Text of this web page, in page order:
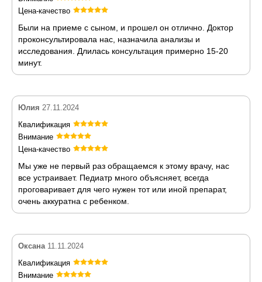
Цена-качество
Были на приеме с сыном, и прошел он отлично. Доктор
проконсультировала нас, назначила анализы и
исследования. Длилась консультация примерно 15-20
минут.
Юлия 27.11.2024
Квалификация
Внимание
Цена-качество
Мы уже не первый раз обращаемся к этому врачу, нас
все устраивает. Педиатр много объясняет, всегда
проговаривает для чего нужен тот или иной препарат,
очень аккуратна с ребенком.
Оксана 11.11.2024
Квалификация
Внимание